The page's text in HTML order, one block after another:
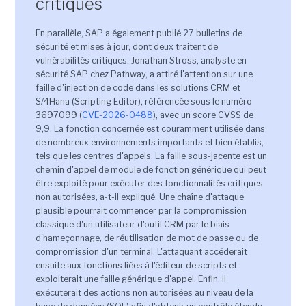
critiques
En parallèle, SAP a également publié 27 bulletins de
sécurité et mises à jour, dont deux traitent de
vulnérabilités critiques. Jonathan Stross, analyste en
sécurité SAP chez Pathway, a attiré l'attention sur une
faille d'injection de code dans les solutions CRM et
S/4Hana (Scripting Editor), référencée sous le numéro
3697099 (CVE-2026-0488), avec un score CVSS de
9,9. La fonction concernée est couramment utilisée dans
de nombreux environnements importants et bien établis,
tels que les centres d'appels. La faille sous-jacente est un
chemin d'appel de module de fonction générique qui peut
être exploité pour exécuter des fonctionnalités critiques
non autorisées, a-t-il expliqué. Une chaîne d'attaque
plausible pourrait commencer par la compromission
classique d'un utilisateur d'outil CRM par le biais
d'hameçonnage, de réutilisation de mot de passe ou de
compromission d'un terminal. L'attaquant accéderait
ensuite aux fonctions liées à l'éditeur de scripts et
exploiterait une faille générique d'appel. Enfin, il
exécuterait des actions non autorisées au niveau de la